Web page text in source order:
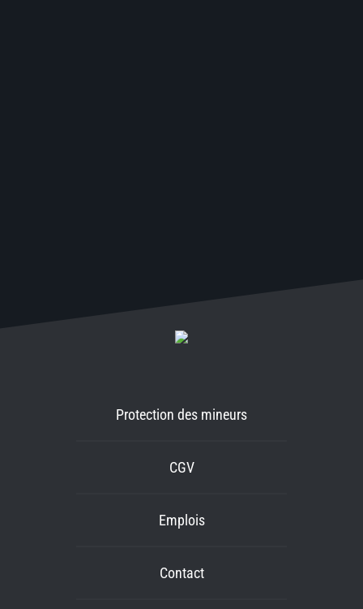
Protection des mineurs
CGV
Emplois
Contact